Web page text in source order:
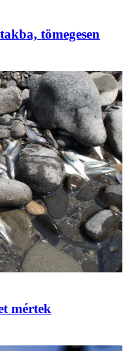
tömegesen
mértek